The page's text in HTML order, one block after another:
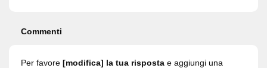
Commenti
Per favore [modifica] la tua risposta e aggiungi una